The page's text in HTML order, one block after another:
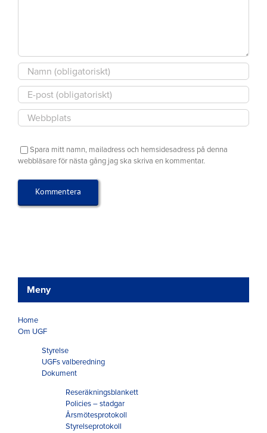
Spara mitt namn, mailadress och hemsidesadress på denna
webbläsare för nästa gång jag ska skriva en kommentar.
Meny
Home
Om UGF
Styrelse
UGFs valberedning
Dokument
Reseräkningsblankett
Policies – stadgar
Årsmötesprotokoll
Styrelseprotokoll